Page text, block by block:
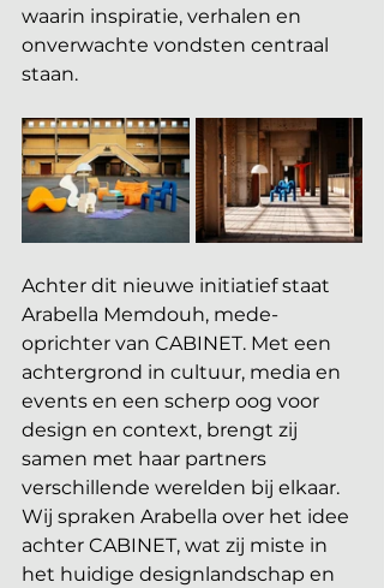
waarin inspiratie, verhalen en
onverwachte vondsten centraal
staan.
Achter dit nieuwe initiatief staat
Arabella Memdouh, mede-
oprichter van CABINET. Met een
achtergrond in cultuur, media en
events en een scherp oog voor
design en context, brengt zij
samen met haar partners
verschillende werelden bij elkaar.
Wij spraken Arabella over het idee
achter CABINET, wat zij miste in
het huidige designlandschap en